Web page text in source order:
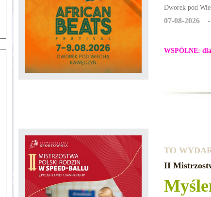
Dworek pod
07-08-2026
WSPÓLNE:
TO
II